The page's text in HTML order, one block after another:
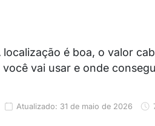
é boa, o valor
vai usar e onde
Atualizado: 31 de maio de 2026